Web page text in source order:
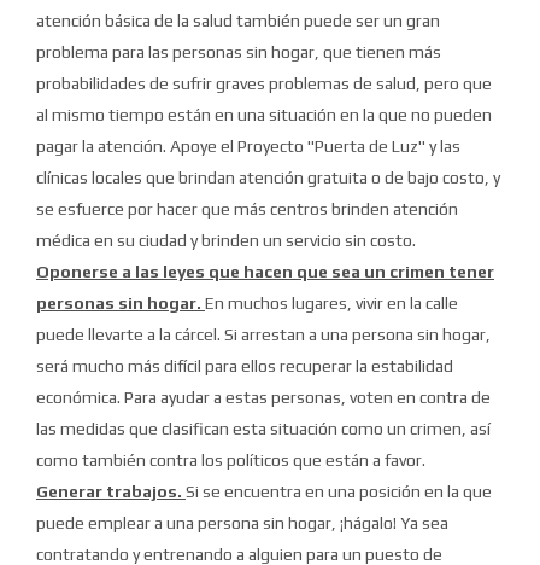
atención básica de la salud también puede ser un gran
problema para las personas sin hogar, que tienen más
probabilidades de sufrir graves problemas de salud, pero que
al mismo tiempo están en una situación en la que no pueden
pagar la atención. Apoye el Proyecto "Puerta de Luz" y las
clínicas locales que brindan atención gratuita o de bajo costo, y
se esfuerce por hacer que más centros brinden atención
médica en su ciudad y brinden un servicio sin costo.
Oponerse a las leyes que hacen que sea un crimen tener
personas sin hogar. En muchos lugares, vivir en la calle
puede llevarte a la cárcel. Si arrestan a una persona sin hogar,
será mucho más difícil para ellos recuperar la estabilidad
económica. Para ayudar a estas personas, voten en contra de
las medidas que clasifican esta situación como un crimen, así
como también contra los políticos que están a favor.
Generar trabajos. Si se encuentra en una posición en la que
puede emplear a una persona sin hogar, ¡hágalo! Ya sea
contratando y entrenando a alguien para un puesto de